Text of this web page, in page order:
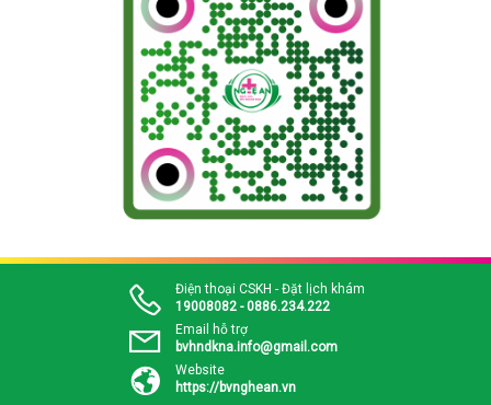
Điện thoại CSKH - Đặt lịch khám
19008082 - 0886.234.222
Email hỗ trợ
bvhndkna.info@gmail.com
Website
https://bvnghean.vn